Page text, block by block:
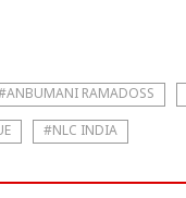
RAMADOSS
#NLC INDIA